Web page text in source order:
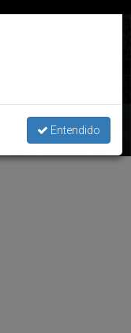
risa; Papa
Palestina,
Entendido